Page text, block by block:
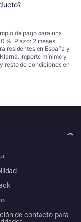
de pago para una
%. Plazo: 2 meses.
residentes en España y
Importe mínimo y
resto de condiciones en
de contacto para